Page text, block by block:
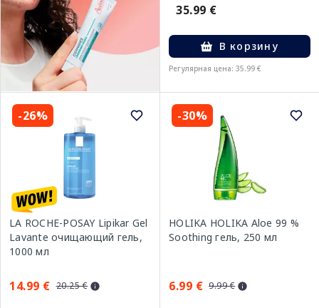
35.99 €
В корзину
Регулярная цена: 35.99 €
-26%
LA ROCHE-POSAY Lipikar Gel
Lavante очищающий гель,
1000 мл
14.99 € 20.25 €
-30%
HOLIKA HOLIKA Aloe 99 %
Soothing гель, 250 мл
6.99 € 9.99 €